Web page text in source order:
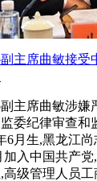
主席曲敏接受
主席曲敏涉嫌
委纪律审查和
6月生,黑龙江
加入中国共产
高级管理人员